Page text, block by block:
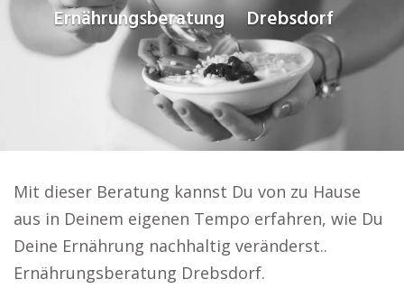
Ernährungsberatung Drebsdorf
Mit dieser Beratung kannst Du von zu Hause
aus in Deinem eigenen Tempo erfahren, wie Du
Deine Ernährung nachhaltig veränderst..
Ernährungsberatung Drebsdorf.